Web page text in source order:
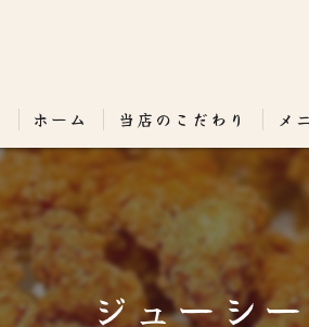
ホーム 当店のこだわり メ
ジューシ